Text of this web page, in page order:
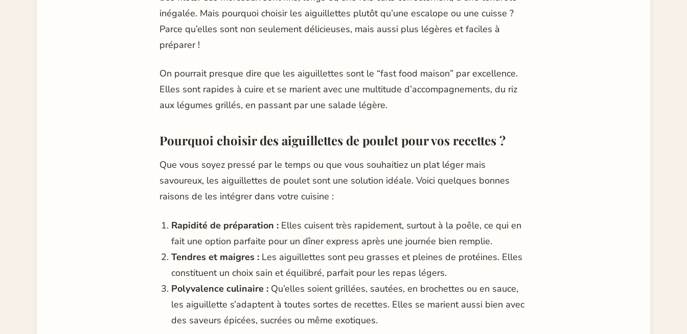
inégalée. Mais pourquoi choisir les aiguillettes plutôt qu’une escalope ou une cuisse ?
Parce qu’elles sont non seulement délicieuses, mais aussi plus légères et faciles à
préparer !
On pourrait presque dire que les aiguillettes sont le “fast food maison” par excellence.
Elles sont rapides à cuire et se marient avec une multitude d’accompagnements, du riz
aux légumes grillés, en passant par une salade légère.
Pourquoi choisir des aiguillettes de poulet pour vos recettes ?
Que vous soyez pressé par le temps ou que vous souhaitiez un plat léger mais
savoureux, les aiguillettes de poulet sont une solution idéale. Voici quelques bonnes
raisons de les intégrer dans votre cuisine :
Rapidité de préparation :Elles cuisent très rapidement, surtout à la poêle, ce qui en
fait une option parfaite pour un dîner express après une journée bien remplie.
Tendres et maigres :Les aiguillettes sont peu grasses et pleines de protéines. Elles
constituent un choix sain et équilibré, parfait pour les repas légers.
Polyvalence culinaire :Qu’elles soient grillées, sautées, en brochettes ou en sauce,
les aiguillette s’adaptent à toutes sortes de recettes. Elles se marient aussi bien avec
des saveurs épicées, sucrées ou même exotiques.